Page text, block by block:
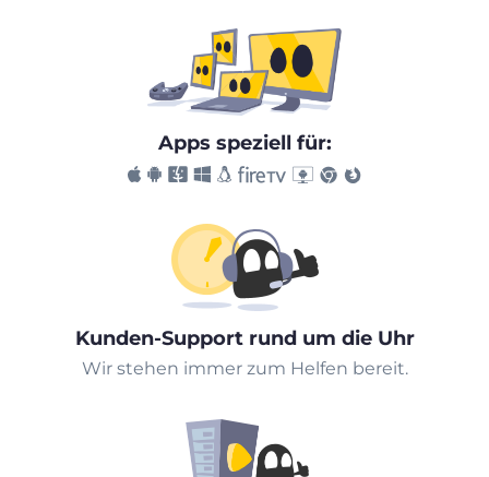
Apps speziell für:
Kunden-Support rund um die Uhr
Wir stehen immer zum Helfen bereit.